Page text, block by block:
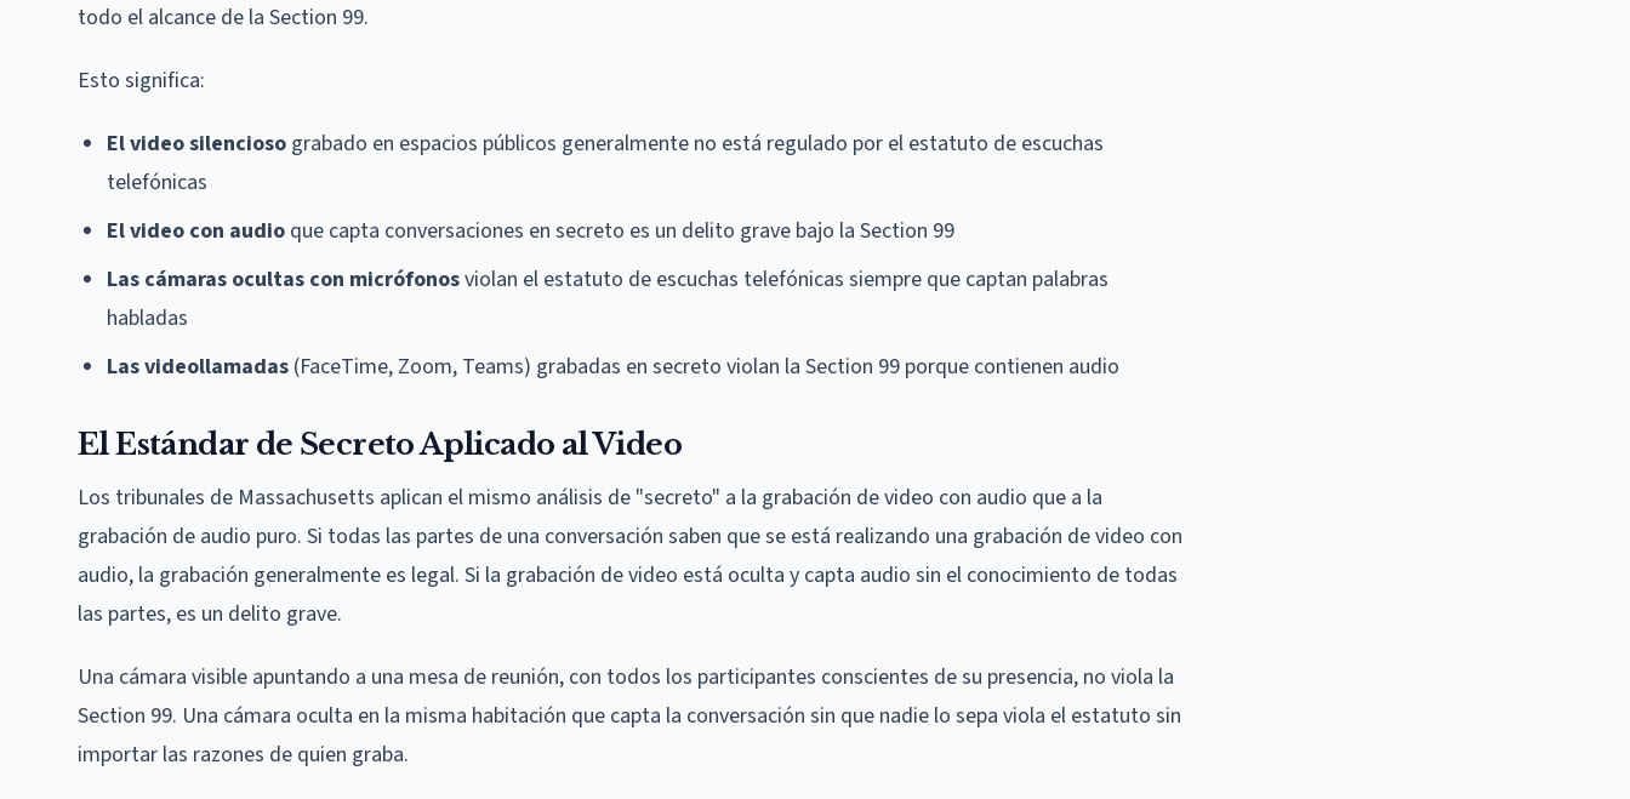
todo el alcance de la Section 99.
Esto significa:
El video silencioso grabado en espacios públicos generalmente no está regulado por el estatuto de escuchas
telefónicas
El video con audio que capta conversaciones en secreto es un delito grave bajo la Section 99
Las cámaras ocultas con micrófonosviolan el estatuto de escuchas telefónicas siempre que captan palabras
habladas
Las videollamadas (FaceTime, Zoom, Teams) grabadas en secreto violan la Section 99 porque contienen audio
El Estándar de Secreto Aplicado al Video
Los tribunales de Massachusetts aplican el mismo análisis de "secreto" a la grabación de video con audio que a la
grabación de audio puro. Si todas las partes de una conversación saben que se está realizando una grabación de video con
audio, la grabación generalmente es legal. Si la grabación de video está oculta y capta audio sin el conocimiento de todas
las partes, es un delito grave.
Una cámara visible apuntando a una mesa de reunión, con todos los participantes conscientes de su presencia, no viola la
Section 99. Una cámara oculta en la misma habitación que capta la conversación sin que nadie lo sepa viola el estatuto sin
importar las razones de quien graba.